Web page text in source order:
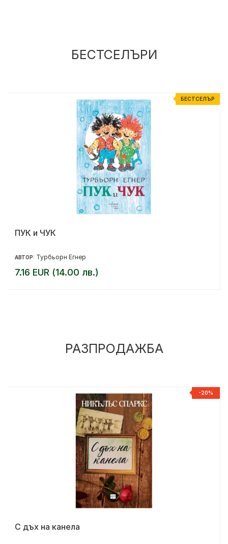
БЕСТСЕЛЪРИ
БЕСТСЕЛЪР
ПУК и ЧУК
АВТОР: Турбьорн Егнер
7.16 EUR (14.00 лв.)
РАЗПРОДАЖБА
-20%
С дъх на канела